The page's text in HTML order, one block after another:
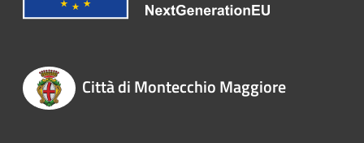
Città di Montecchio Maggiore